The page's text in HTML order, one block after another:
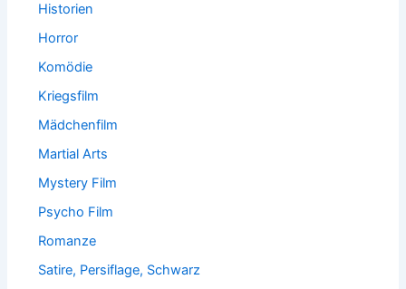
Historien
Horror
Komödie
Kriegsfilm
Mädchenfilm
Martial Arts
Mystery Film
Psycho Film
Romanze
Satire, Persiflage, Schwarz